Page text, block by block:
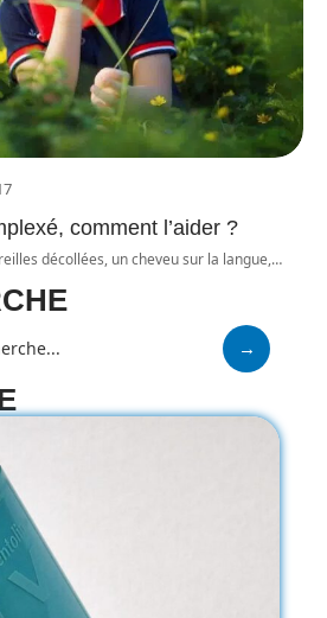
comment l’aider ?
décollées, un cheveu sur la langue,…